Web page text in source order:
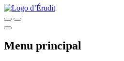
Menu principal